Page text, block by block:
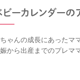
ゃんの成長にあったマ
から出産までのプレマ